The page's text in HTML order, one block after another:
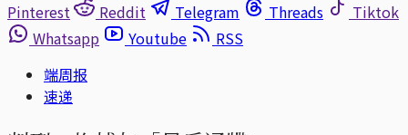
Pinterest
Reddit Telegram Threads
Tiktok
Whatsapp
Youtube
RSS
端周报
速递